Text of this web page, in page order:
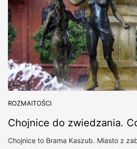
ROZMAITOŚCI
Chojnice do zwiedzania.
Chojnice to Brama Kaszub. Miasto z